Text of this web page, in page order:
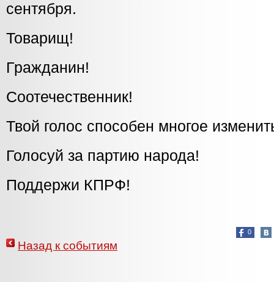
сентября.
Товарищ!
Гражданин!
Соотечественник!
Твой голос способен многое
Голосуй за партию народа!
Поддержи КПРФ!
0
Назад к событиям